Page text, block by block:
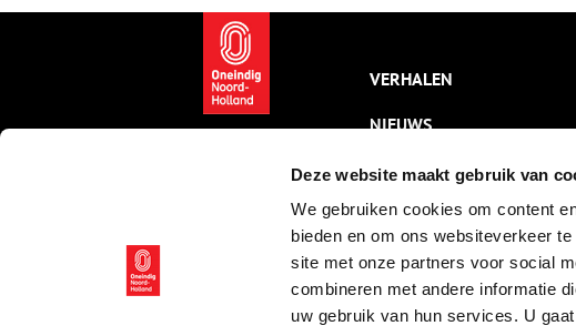
Deze website maakt gebruik van
We gebruiken cookies om content
bieden en om ons websiteverkeer
site met onze partners voor social
combineren met andere informatie
uw gebruik van hun services. U
VERHALEN
NIEUWS
KALENDER
THEMA’S
ACTIVITEITEN
VIDEO’S